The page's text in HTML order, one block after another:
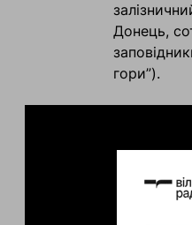
Донець,
гори”).